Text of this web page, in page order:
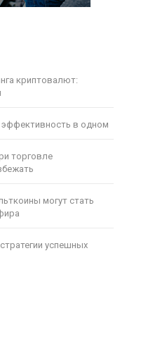
криптовалют:
в одном
торговле
могут стать
успешных